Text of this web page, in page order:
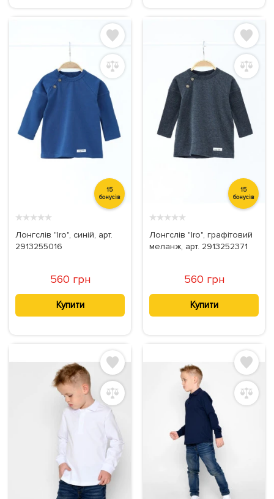
15
бонусів
★★★★★
Лонгслів "Iro", синій, арт.
2913255016
560 грн
Купити
15
бонусів
★★★★★
Лонгслів "Iro", графітовий
меланж, арт. 2913252371
560 грн
Купити